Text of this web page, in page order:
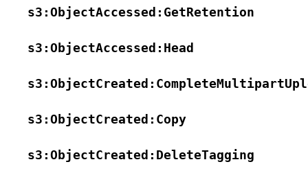
s3:ObjectAccessed:GetRetention
s3:ObjectAccessed:Head
s3:ObjectCreated:Copy
s3:ObjectCreated:DeleteTagging